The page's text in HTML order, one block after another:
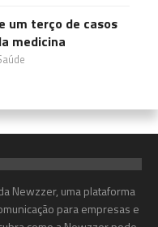
um terço de casos
medicina
Newzzer, uma plataforma
para empresas e